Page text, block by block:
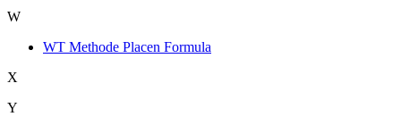
W
WT Methode Placen Formula
X
Y